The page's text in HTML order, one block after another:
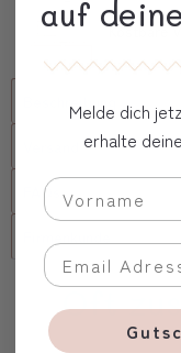
Kostbare
Beschreibung
FAQs
Oft
auf
Melde dich
erhalte